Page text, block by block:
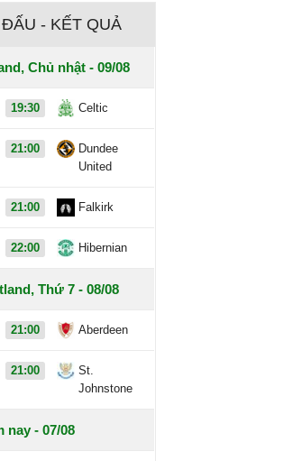
- KẾT QUẢ
Chủ nhật - 09/08
19:30 Celtic
21:00
Dundee
United
21:00 Falkirk
22:00 Hibernian
Thứ 7 - 08/08
21:00 Aberdeen
21:00
St.
Johnstone
nay - 07/08